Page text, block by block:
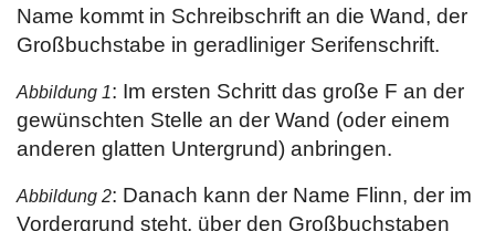
Name kommt in Schreibschrift an die Wand, der
Großbuchstabe in geradliniger Serifenschrift.
Abbildung 1: Im ersten Schritt das große F an der
gewünschten Stelle an der Wand (oder einem
anderen glatten Untergrund) anbringen.
Abbildung 2: Danach kann der Name Flinn, der im
Vordergrund steht, über den Großbuchstaben